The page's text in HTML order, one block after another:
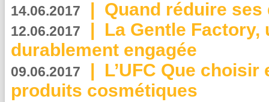
14.06.2017 | Quand réduire
12.06.2017 | La Gentle
durablement engagée
09.06.2017 | L’UFC Que
produits cosmétiques